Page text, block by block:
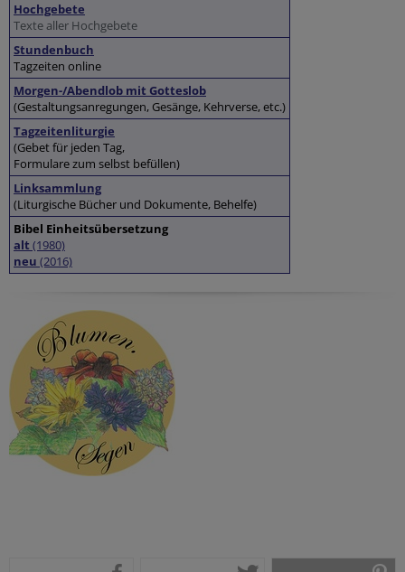
Hochgebete
Texte aller Hochgebete
Stundenbuch
Tagzeiten online
Morgen-/Abendlob mit Gotteslob
(Gestaltungsanregungen, Gesänge, Kehrverse, etc.)
Tagzeitenliturgie
(Gebet für jeden Tag,
Formulare zum selbst befüllen)
Linksammlung
(Liturgische Bücher und Dokumente, Behelfe)
Bibel Einheitsübersetzung
alt (1980)
neu (2016)